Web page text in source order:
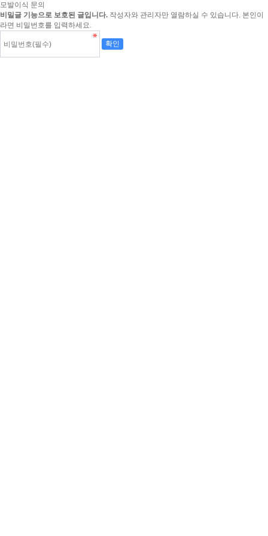
모발이식 문의
비밀글 기능으로 보호된 글입니다. 작성자와 관리자만 열람하실 수 있습니다. 본인이
라면 비밀번호를 입력하세요.